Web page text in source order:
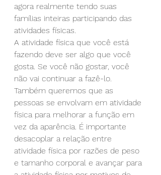
agora realmente tendo suas
famílias inteiras participando das
atividades físicas.
A atividade física que você está
fazendo deve ser algo que você
gosta. Se você não gostar, você
não vai continuar a fazê-lo.
Também queremos que as
pessoas se envolvam em atividade
física para melhorar a função em
vez da aparência. É importante
desacoplar a relação entre
atividade física por razões de peso
e tamanho corporal e avançar para